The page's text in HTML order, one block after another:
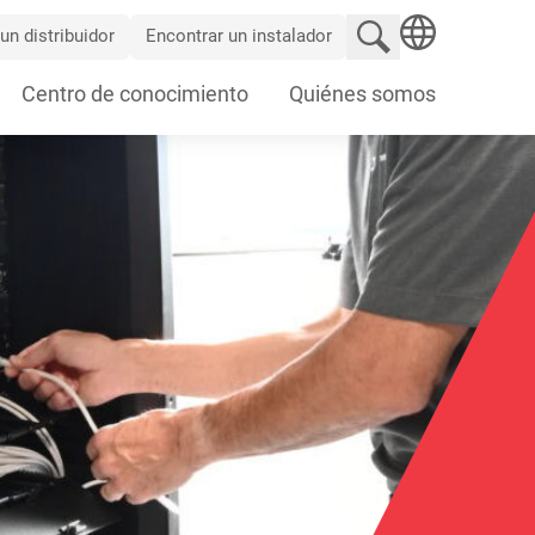
distribuidor Encontrar un instalador
Buscar en el sitio
Centro de conocimiento Quiénes somos